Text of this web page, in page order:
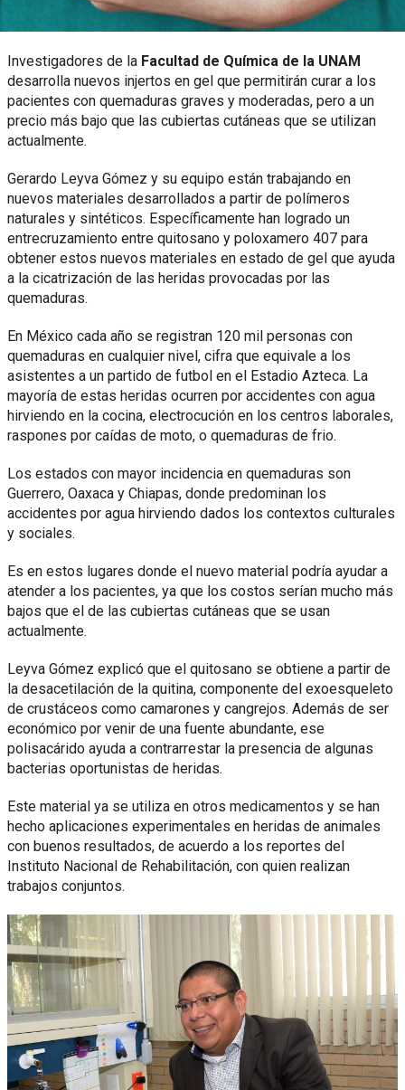
Investigadores de la Facultad de Química de la UNAM
desarrolla nuevos injertos en gel que permitirán curar a los
pacientes con quemaduras graves y moderadas, pero a un
precio más bajo que las cubiertas cutáneas que se utilizan
actualmente.
Gerardo Leyva Gómez y su equipo están trabajando en
nuevos materiales desarrollados a partir de polímeros
naturales y sintéticos. Específicamente han logrado un
entrecruzamiento entre quitosano y poloxamero 407 para
obtener estos nuevos materiales en estado de gel que ayuda
a la cicatrización de las heridas provocadas por las
quemaduras.
En México cada año se registran 120 mil personas con
quemaduras en cualquier nivel, cifra que equivale a los
asistentes a un partido de futbol en el Estadio Azteca. La
mayoría de estas heridas ocurren por accidentes con agua
hirviendo en la cocina, electrocución en los centros laborales,
raspones por caídas de moto, o quemaduras de frio.
Los estados con mayor incidencia en quemaduras son
Guerrero, Oaxaca y Chiapas, donde predominan los
accidentes por agua hirviendo dados los contextos culturales
y sociales.
Es en estos lugares donde el nuevo material podría ayudar a
atender a los pacientes, ya que los costos serían mucho más
bajos que el de las cubiertas cutáneas que se usan
actualmente.
Leyva Gómez explicó que el quitosano se obtiene a partir de
la desacetilación de la quitina, componente del exoesqueleto
de crustáceos como camarones y cangrejos. Además de ser
económico por venir de una fuente abundante, ese
polisacárido ayuda a contrarrestar la presencia de algunas
bacterias oportunistas de heridas.
Este material ya se utiliza en otros medicamentos y se han
hecho aplicaciones experimentales en heridas de animales
con buenos resultados, de acuerdo a los reportes del
Instituto Nacional de Rehabilitación, con quien realizan
trabajos conjuntos.